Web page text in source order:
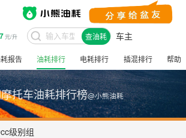
元/升 查油耗 车主
报告 油耗排行 电耗排行 插混排行 帮助
托车油耗排行榜@小熊油耗
级别组